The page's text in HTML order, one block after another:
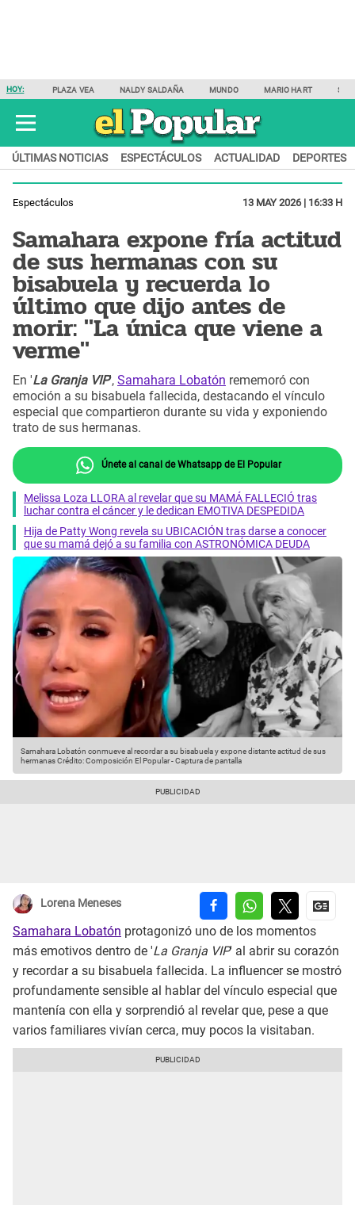
HOY: PLAZA VEA NALDY SALDAÑA MUNDO MARIO HART
ÚLTIMAS NOTICIAS ESPECTÁCULOS ACTUALIDAD DEPORTES
Espectáculos 13 MAY 2026 | 16:33 H
Samahara expone fría actitud
de sus hermanas con su
bisabuela y recuerda lo
último que dijo antes de
morir: "La única que viene a
verme"
En 'La Granja VIP', Samahara Lobatón rememoró con
emoción a su bisabuela fallecida, destacando el vínculo
especial que compartieron durante su vida y exponiendo
trato de sus hermanas.
Únete al canal de Whatsapp de El Popular
Melissa Loza LLORA al revelar que su MAMÁ FALLECIÓ tras
luchar contra el cáncer y le dedican EMOTIVA DESPEDIDA
Hija de Patty Wong revela su UBICACIÓN tras darse a conocer
que su mamá dejó a su familia con ASTRONÓMICA DEUDA
Samahara Lobatón conmueve al recordar a su bisabuela y expone distante actitud de sus
hermanasCrédito: Composición El Popular - Captura de pantalla
Lorena Meneses
Samahara Lobatón protagonizó uno de los momentos
más emotivos dentro de 'La Granja VIP' al abrir su corazón
y recordar a su bisabuela fallecida. La influencer se mostró
profundamente sensible al hablar del vínculo especial que
mantenía con ella y sorprendió al revelar que, pese a que
varios familiares vivían cerca, muy pocos la visitaban.